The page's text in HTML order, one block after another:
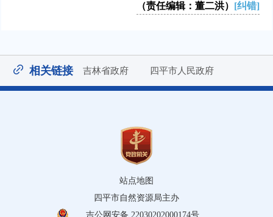
（责任编辑：董二洪） [纠错]
相关链接 吉林省政府 四平市人民政府
站点地图
四平市自然资源局主办
吉公网安备 22030202000174号